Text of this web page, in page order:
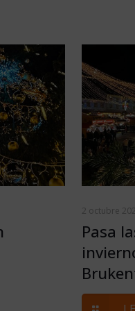
2 octubre
Pasa